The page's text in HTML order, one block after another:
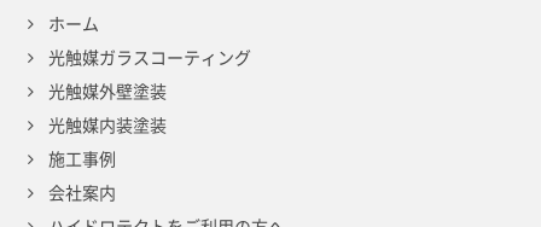
ホーム
光触媒ガラスコーティング
光触媒外壁塗装
光触媒内装塗装
施工事例
会社案内